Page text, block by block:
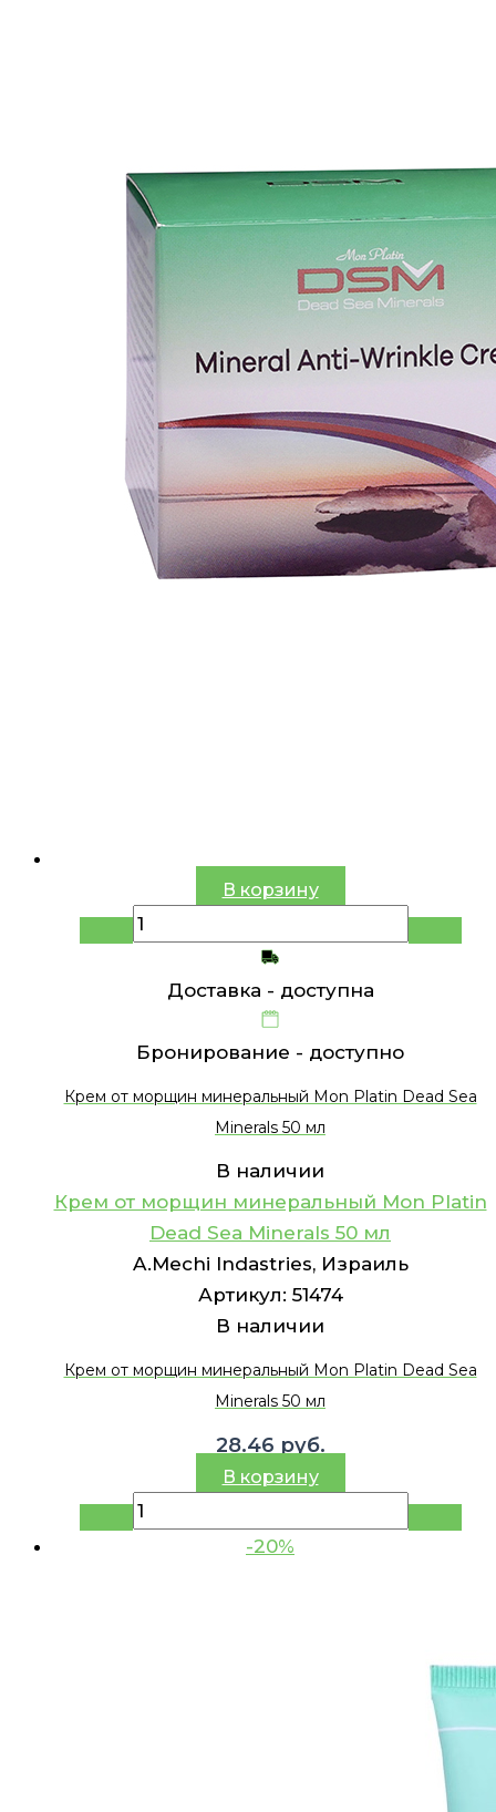
В корзину
Доставка - доступна
Бронирование - доступно
Крем от морщин минеральный Mon Platin Dead Sea
Minerals 50 мл
В наличии
Крем от морщин минеральный Mon Platin
Dead Sea Minerals 50 мл
A.Mechi Indastries, Израиль
Артикул: 51474
В наличии
Крем от морщин минеральный Mon Platin Dead Sea
Minerals 50 мл
28.46 руб.
В корзину
-20%